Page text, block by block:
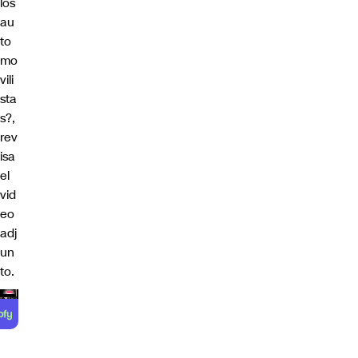
au
to
mo
vili
sta
s?,
rev
isa
el
vid
eo
adj
un
to.